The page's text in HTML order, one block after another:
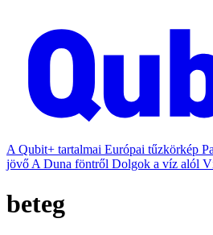
A Qubit+ tartalmai Európai tűzkörkép
jövő A Duna föntről Dolgok a víz alól
beteg